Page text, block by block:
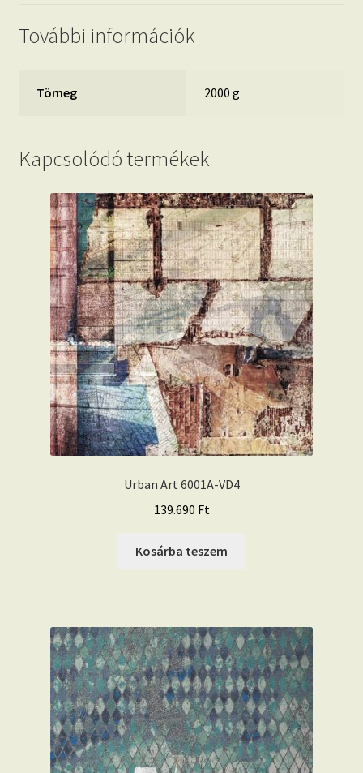
További információk
Tömeg 2000 g
Kapcsolódó termékek
Urban Art 6001A-VD4
139.690 Ft
Kosárba teszem